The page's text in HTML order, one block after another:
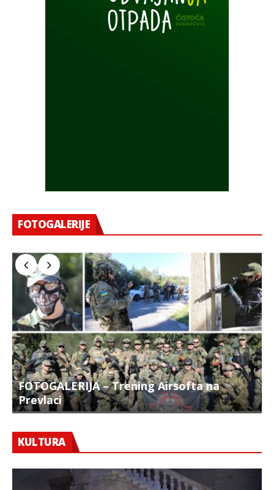
FOTOGALERIJE
FOTOGALERIJA – Trening Airsofta na
Prevlaci
KULTURA